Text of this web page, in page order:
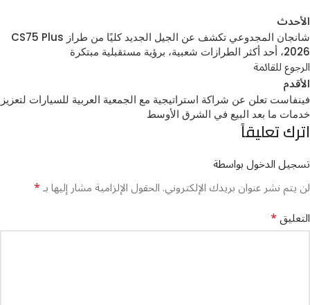
الأحدث
شانجان المجدوعي تكشف عن الجيل الجديد كليًا من طراز CS75 Plus
2026، أحد أكثر الطرازات شعبية، برؤية مستقبلية مبتكرة
الرجوع للقائمة
الأقدم
فينفاست تعلن عن شراكة استراتيجية مع الجمعية العربية للسيارات لتعزيز
خدمات ما بعد البيع في الشرق الأوسط
اترك تعليقاً
تسجيل الدخول بواسطة
لن يتم نشر عنوان بريدك الإلكتروني.الحقول الإلزامية مشار إليها بـ*
التعليق*